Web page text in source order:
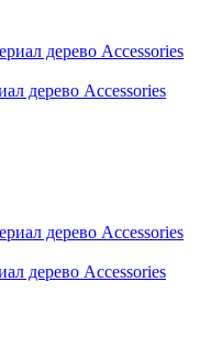
дерево Accessories
дерево Accessories